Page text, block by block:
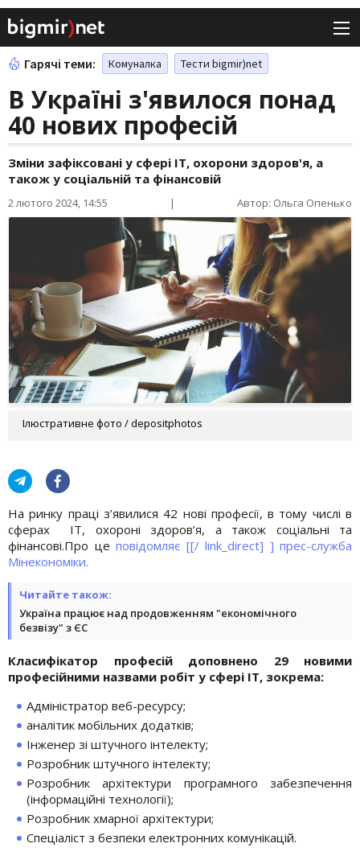
Гарячі теми: Комуналка Тести bigmir)net
В Україні з'явилося понад
40 нових професій
Зміни зафіксовані у сфері ІТ, охорони здоров'я, а
також у соціальній та фінансовій
2 лютого 2024, 14:55 | Автор: Ольга Опенько
Ілюстративне фото / depositphotos
На ринку праці з’явилися 42 нові професії, в тому числі в
сферах ІТ, охороні здоров’я, а також соціальні та
фінансові.Про це повідомляє [[/ link_direct] ] прес-служба
Мінекономіки.
Читайте також:
Україна працює над продовженням "економічного
безвізу" з ЄС
Класифікатор професій доповнено 29 новими
професійними назвами робіт у сфері ІТ, зокрема:
Адміністратор веб-ресурсу;
аналітик мобільних додатків;
Інженер зі штучного інтелекту;
Розробник штучного інтелекту;
Розробник архітектури програмного забезпечення
(інформаційні технології);
Розробник хмарної архітектури;
Спеціаліст з безпеки електронних комунікацій.